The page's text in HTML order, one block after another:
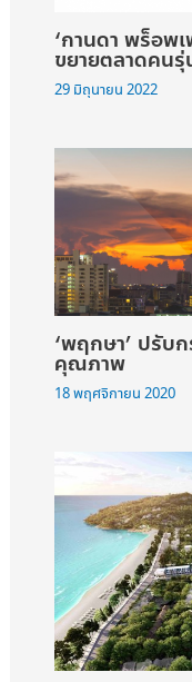
‘กานดา พร็อพ
ขยายตลาดคนรุ่
29 มิถุนายน 2022
‘พฤกษา’ ปรับก
คุณภาพ
18 พฤศจิกายน 2020